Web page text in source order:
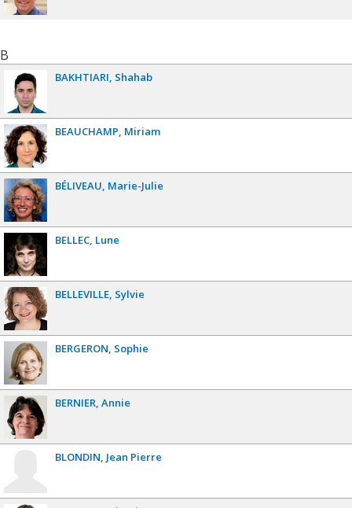
B
BAKHTIARI Shahab
BEAUCHAMP Miriam
BÉLIVEAU Marie-Julie
BELLEC Lune
BELLEVILLE Sylvie
BERGERON Sophie
BERNIER Annie
BLONDIN Jean Pierre